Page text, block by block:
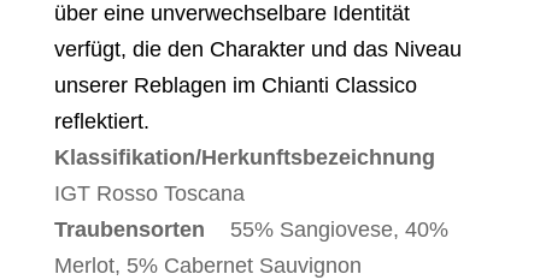
über eine unverwechselbare Identität
verfügt, die den Charakter und das Niveau
unserer Reblagen im Chianti Classico
reflektiert.
Klassifikation/Herkunftsbezeichnung
IGT Rosso Toscana
Traubensorten
55% Sangiovese, 40%
Merlot, 5% Cabernet Sauvignon